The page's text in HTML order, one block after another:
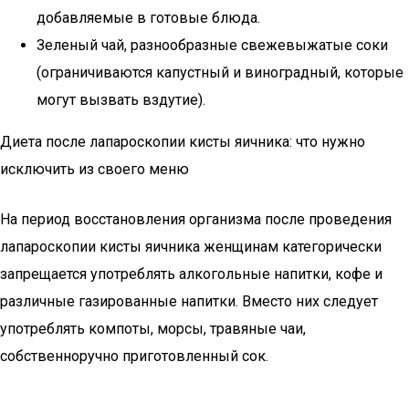
добавляемые в готовые блюда.
Зеленый чай, разнообразные свежевыжатые соки
(ограничиваются капустный и виноградный, которые
могут вызвать вздутие).
Диета после лапароскопии кисты яичника: что нужно
исключить из своего меню
На период восстановления организма после проведения
лапароскопии кисты яичника женщинам категорически
запрещается употреблять алкогольные напитки, кофе и
различные газированные напитки. Вместо них следует
употреблять компоты, морсы, травяные чаи,
собственноручно приготовленный сок.